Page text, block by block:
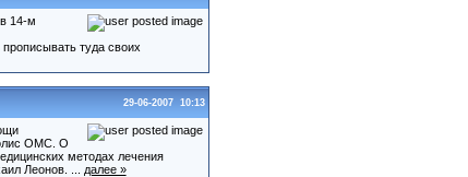
14-м
туда своих
29-06-2007 10:13
ОМС. О
методах лечения
Леонов. ...
далее »